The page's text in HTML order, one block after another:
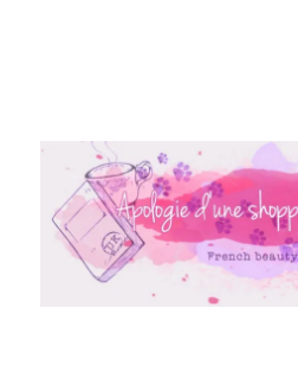
Apologie d'une